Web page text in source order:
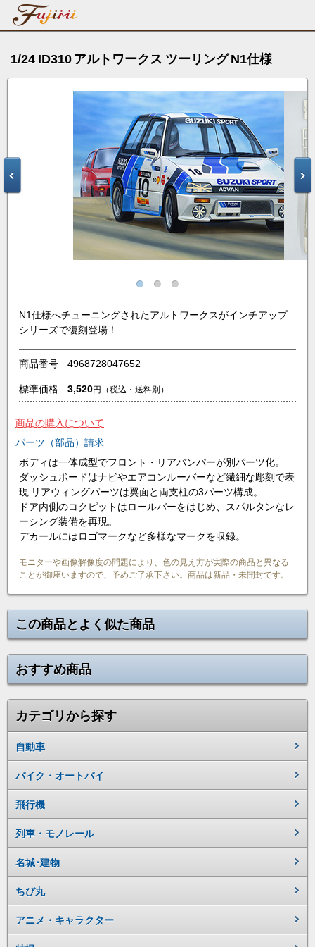
1/24 ID310 アルトワークス ツーリング N1仕様
N1仕様へチューニングされたアルトワークスがインチアップ
シリーズで復刻登場！
商品番号 4968728047652
標準価格 3,520円 （税込・送料別）
商品の購入について
パーツ（部品）請求
ボディは一体成型でフロント・リアバンパーが別パーツ化。
ダッシュボードはナビやエアコンルーバーなど繊細な彫刻で表
現 リアウィングパーツは翼面と両支柱の3パーツ構成。
ドア内側のコクピットはロールバーをはじめ、スパルタンなレ
ーシング装備を再現。
デカールにはロゴマークなど多様なマークを収録。
モニターや画像解像度の問題により、色の見え方が実際の商品と異なる
ことが御座いますので、予めご了承下さい。商品は新品・未開封です。
この商品とよく似た商品
おすすめ商品
カテゴリから探す
自動車
バイク・オートバイ
飛行機
列車・モノレール
名城･建物
ちび丸
アニメ・キャラクター